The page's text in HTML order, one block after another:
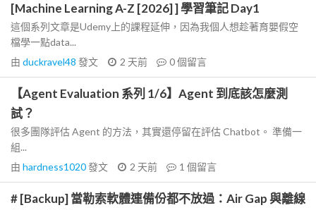
[Machine Learning A-Z [2026] ] 學習筆記 Day1
這個系列文章是Udemy上的課程延伸，因為我個人想趁著育嬰假空
檔學一點data...
由 duckravel48 發文 2 天前 0個留言
【Agent Evaluation 系列 1/6】Agent 到底該怎麼測
試？
很多團隊評估 Agent 的方法，其實還停留在評估 Chatbot。 準備一
組...
由 hardness1020發文 2 天前 1 個留言
# [Backup] 當勒索軟體連備份都不放過：Air Gap 與離線